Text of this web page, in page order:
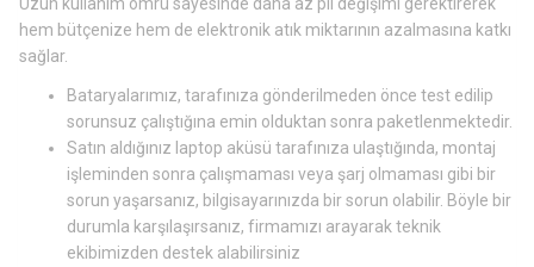
hem bütçenize hem de elektronik atık miktarının azalmasına katkı
sağlar.
Bataryalarımız, tarafınıza gönderilmeden önce test edilip
sorunsuz çalıştığına emin olduktan sonra paketlenmektedir.
Satın aldığınız laptop aküsü tarafınıza ulaştığında, montaj
işleminden sonra çalışmaması veya şarj olmaması gibi bir
sorun yaşarsanız, bilgisayarınızda bir sorun olabilir. Böyle bir
durumla karşılaşırsanız, firmamızı arayarak teknik
ekibimizden destek alabilirsiniz